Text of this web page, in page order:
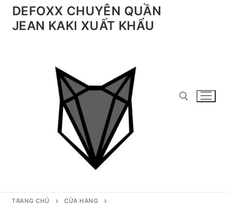
Chuyển
đếnDEFOXX CHUYÊN QUẦN
JEAN KAKI XUẤT KHẨU
Tìm kiếm cho:
TRANG CHỦ
CỬA HÀNG